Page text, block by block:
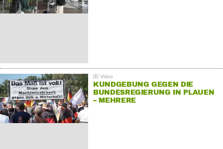
KUNDGEBUNG GEGEN DIE
BUNDESREGIERUNG IN PLAUEN
– MEHRERE